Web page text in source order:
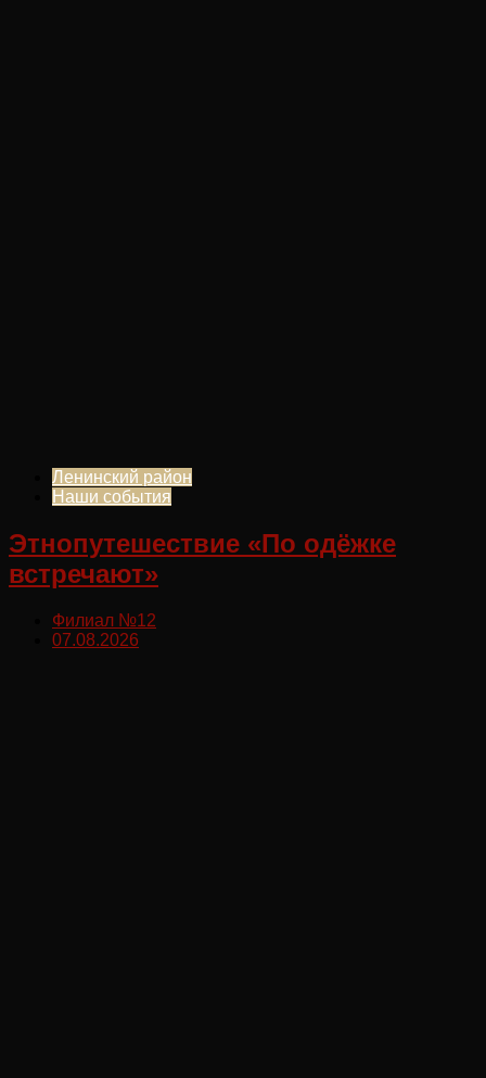
Ленинский район
Наши события
Этнопутешествие «По одёжке
встречают»
Филиал №12
07.08.2026